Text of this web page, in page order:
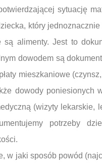
sytuację
który
alimenty. Jest to
dowodem są
mieszkaniowe
dowody poniesionych
(wizyty lekarskie,
potrzeby
w jaki sposób powód